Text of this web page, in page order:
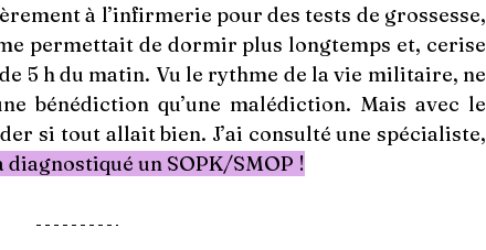
à l’infirmerie pour des tests de grossesse,
permettait de dormir plus longtemps et, cerise
5 h du matin. Vu le rythme de la vie militaire, ne
bénédiction qu’une malédiction. Mais avec le
si tout allait bien. J’ai consulté une spécialiste,
diagnostiqué un SOPK/SMOP !